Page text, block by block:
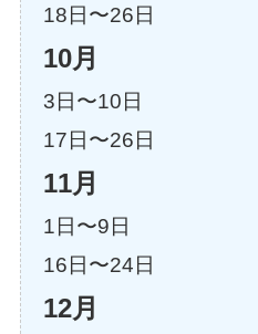
18日〜26日
10月
3日〜10日
17日〜26日
11月
1日〜9日
16日〜24日
12月